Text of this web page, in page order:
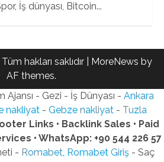
İş dünyası, Bitcoin...
hakları saklıdır MoreNews by
AF themes.
Ajansı - Gezi - İş Dünyası - Ankara
nakliyat- Gebze nakliyat- Tuzla
Links • Backlink Sales • Paid
• WhatsApp: +90 544 226 57
- Romabet, Romabet Giriş- Saç